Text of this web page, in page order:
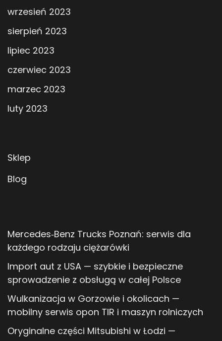
wrzesień 2023
sierpień 2023
lipiec 2023
czerwiec 2023
marzec 2023
luty 2023
Sklep
Blog
Mercedes‑Benz Trucks Poznań: serwis dla
każdego rodzaju ciężarówki
Import aut z USA — szybkie i bezpieczne
sprowadzenie z obsługą w całej Polsce
Wulkanizacja w Gorzowie i okolicach —
mobilny serwis opon TIR i maszyn rolniczych
Oryginalne części Mitsubishi w Łodzi —